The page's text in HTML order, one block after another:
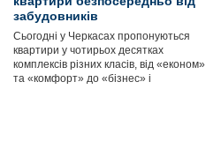
забудовників
Сьогодні у Черкасах пропонуються
квартири у чотирьох десятках
комплексів різних класів, від «економ»
та «комфорт» до «бізнес» і